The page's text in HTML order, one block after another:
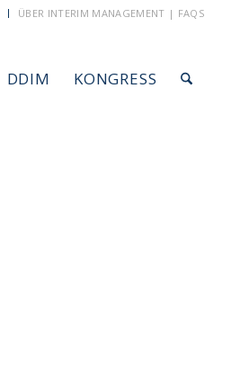
ÜBER INTERIM MANAGEMENT | FAQS
DDIM KONGRESS